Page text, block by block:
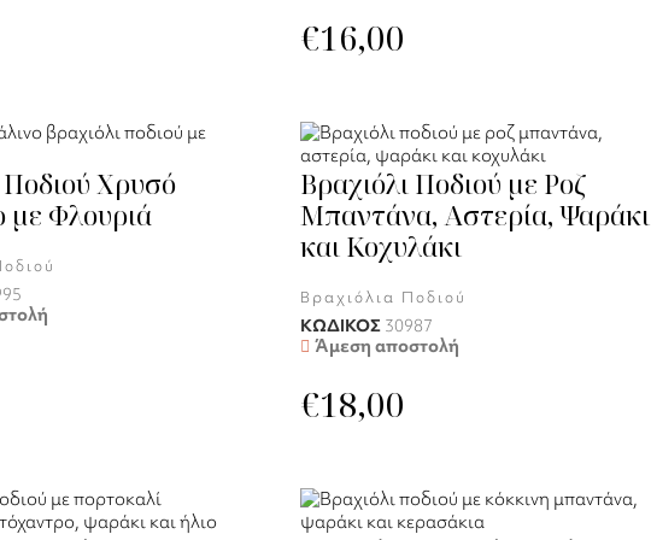
€16,00
Ποδιού Χρυσό
με Φλουριά
Βραχιόλι Ποδιού με Ροζ
Μπαντάνα, Αστερία, Ψαράκι
και Κοχυλάκι
Βραχιόλια Ποδιού
ΚΩΔΙΚΟΣ 30987
Άμεση αποστολή
€18,00